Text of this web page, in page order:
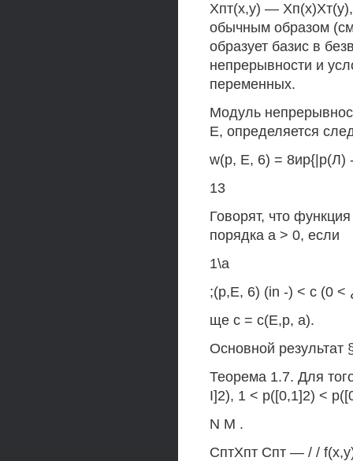
Хпт(х,у) —
обычным образом
образует базис в
непрерывности и
переменных.
Модуль
Е, определяется
w(p, Е, 6) =
13
Говорят, что
порядка а > 0, если
1\а
;(р,Е, 6) (in -) < с (0 <
ще с = с(Е,р, а).
Основной
Теорема 1.7. Для
I]2), 1 < р([0,1]2) <
N М .
СптХпт Спт — / /